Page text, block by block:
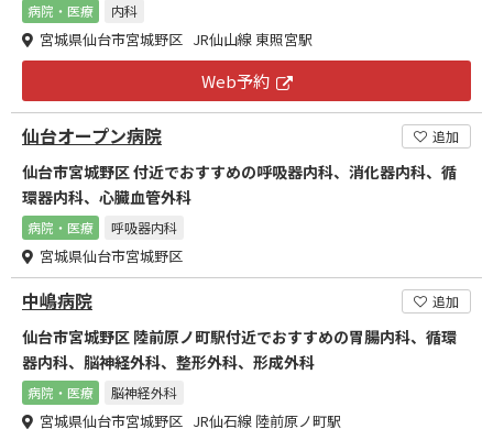
病院・医療 内科
宮城県仙台市宮城野区 JR仙山線 東照宮駅
Web予約
仙台オープン病院 追加
仙台市宮城野区 付近でおすすめの呼吸器内科、消化器内科、循
環器内科、心臓血管外科
病院・医療 呼吸器内科
宮城県仙台市宮城野区
中嶋病院 追加
仙台市宮城野区 陸前原ノ町駅付近でおすすめの胃腸内科、循環
器内科、脳神経外科、整形外科、形成外科
病院・医療 脳神経外科
宮城県仙台市宮城野区 JR仙石線 陸前原ノ町駅